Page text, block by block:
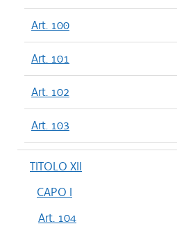
Art. 100
Art. 101
Art. 102
Art. 103
TITOLO XII
CAPO I
Art. 104